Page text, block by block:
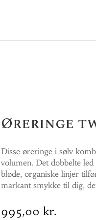
Øreringe
Disse øreringe i sølv
volumen. Det dobbelte
bløde, organiske linjer
markant smykke til dig,
995,00 kr.